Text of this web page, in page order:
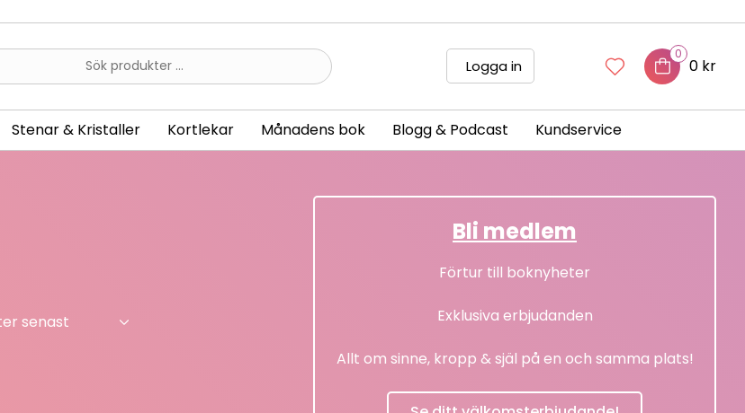
Logga in
0
0 kr
Stenar & Kristaller Kortlekar Månadens bok Blogg & Podcast Kundservice
Bli medlem
Förtur till boknyheter
Exklusiva erbjudanden
Allt om sinne, kropp & själ på en och samma plats!